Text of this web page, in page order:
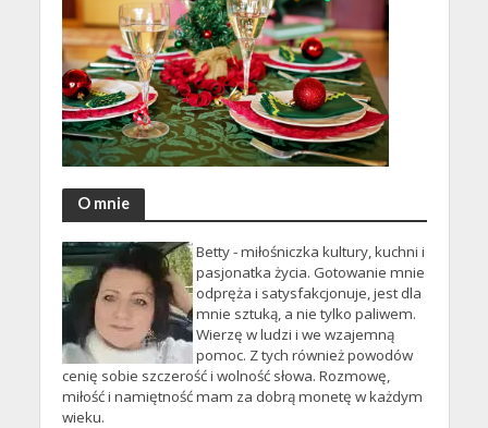
O mnie
Betty - miłośniczka kultury, kuchni i
pasjonatka życia. Gotowanie mnie
odpręża i satysfakcjonuje, jest dla
mnie sztuką, a nie tylko paliwem.
Wierzę w ludzi i we wzajemną
pomoc. Z tych również powodów
cenię sobie szczerość i wolność słowa. Rozmowę,
miłość i namiętność mam za dobrą monetę w każdym
wieku.